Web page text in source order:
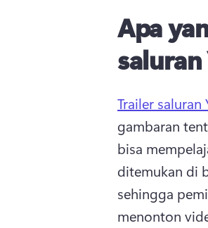
Apa
saluran
Trailer saluran
gambaran
bisa
ditemukan di
sehingga
menonton